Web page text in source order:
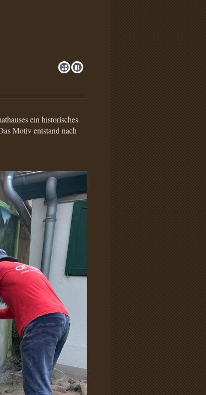
ein historisches
Motiv entstand nach